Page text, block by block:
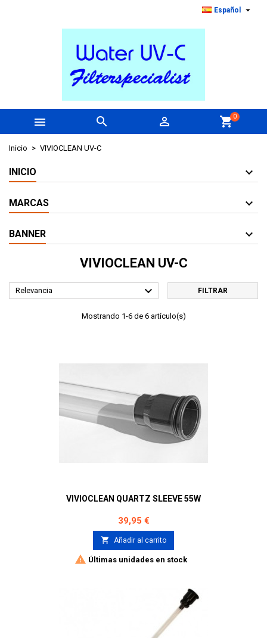
Español 
   shopping_cart0
Inicio VIVIOCLEAN UV-C
INICIO
MARCAS
BANNER
VIVIOCLEAN UV-C
Relevancia  FILTRAR
Mostrando 1-6 de 6 artículo(s)
VIVIOCLEAN QUARTZ SLEEVE 55W
Precio
39,95 €
 Añadir al carrito
 Últimas unidades en stock